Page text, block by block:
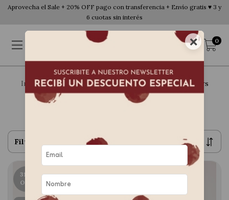
Aprovecha el Sale + 20% OFF pago con transferencia + Envío gratis ♥ 3 y
6 cuotas sin interés
0
Inicio > Colección FW 26 Instinto Urbano > Sweaters
Sweaters
Filtrar
31
OFF
×